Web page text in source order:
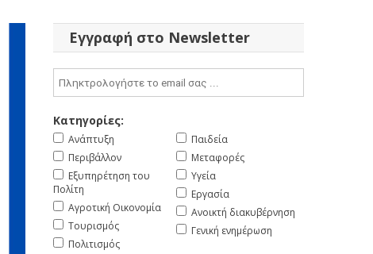
Εγγραφή στο Newsletter
Κατηγορίες:
Ανάπτυξη
Περιβάλλον
Εξυπηρέτηση του
Πολίτη
Αγροτική Οικονομία
Τουρισμός
Πολιτισμός
Παιδεία
Μεταφορές
Υγεία
Εργασία
Ανοικτή διακυβέρνηση
Γενική ενημέρωση